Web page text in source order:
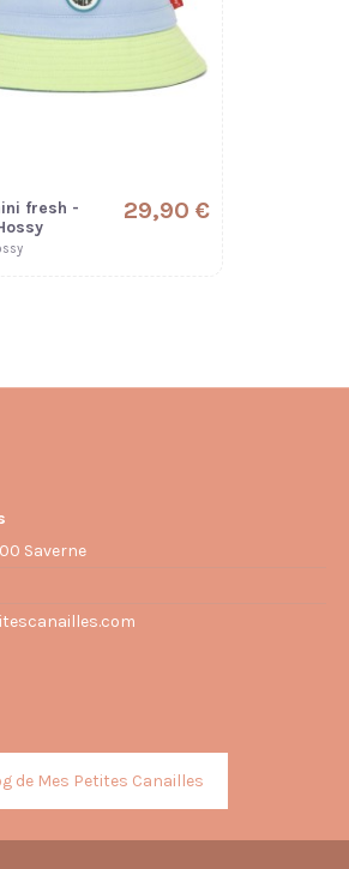
fresh -
29,90 €
Saverne
de Mes Petites Canailles